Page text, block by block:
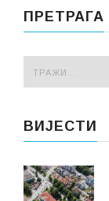
ПРЕТРАГА
ВИЈЕСТИ